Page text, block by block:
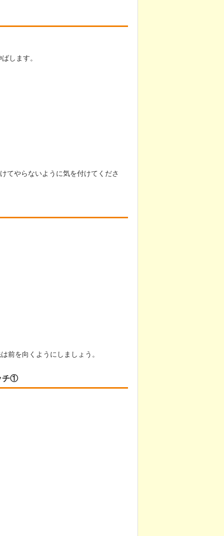
します。
てやらないように気を付けてくださ
前を向くようにしましょう。
チ①